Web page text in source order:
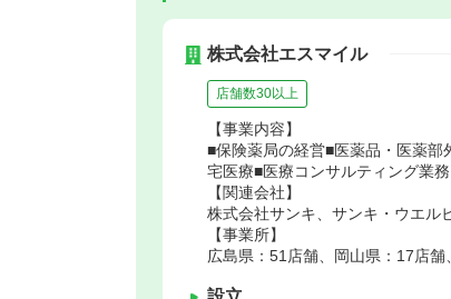
株式会社エスマイル
店舗数30以上
【事業内容】
■保険薬局の経営■医薬品・医薬
宅医療■医療コンサルティング業務
【関連会社】
株式会社サンキ、サンキ・ウエル
【事業所】
広島県：51店舗、岡山県：17店